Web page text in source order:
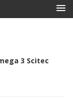
3 Scitec